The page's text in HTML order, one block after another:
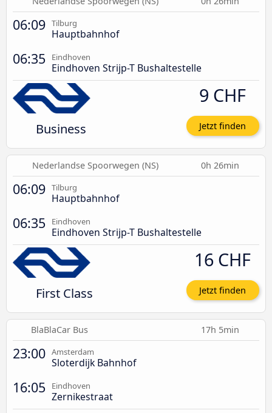
06:09 Tilburg
Hauptbahnhof
06:35 Eindhoven
Eindhoven Strijp-T Bushaltestelle
Business
9 CHF
Jetzt finden
Nederlandse Spoorwegen (NS) 0h 26min
06:09 Tilburg
Hauptbahnhof
06:35 Eindhoven
Eindhoven Strijp-T Bushaltestelle
First Class
16 CHF
Jetzt finden
BlaBlaCar Bus 17h 5min
23:00 Amsterdam
Sloterdijk Bahnhof
16:05 Eindhoven
Zernikestraat